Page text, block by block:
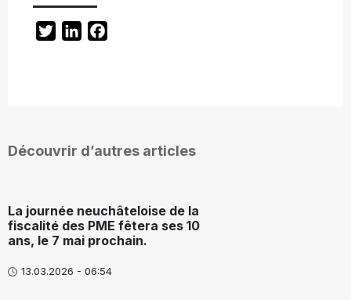
TwitterLinkedIn
Découvrir d’autres articles
La journée neuchâteloise de la
fiscalité des PME fêtera ses 10
ans, le 7 mai prochain.
13.03.2026 - 06:54